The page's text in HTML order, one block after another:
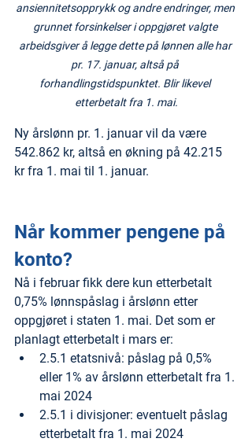
ansiennitetsopprykk og andre endringer, men
grunnet forsinkelser i oppgjøret valgte
arbeidsgiver å legge dette på lønnen alle har
pr. 17. januar, altså på
forhandlingstidspunktet. Blir likevel
etterbetalt fra 1. mai.
Ny årslønn pr. 1. januar vil da være
542.862 kr, altså en økning på 42.215
kr fra 1. mai til 1. januar.
Når kommer pengene på
konto?
Nå i februar fikk dere kun etterbetalt
0,75% lønnspåslag i årslønn etter
oppgjøret i staten 1. mai. Det som er
planlagt etterbetalt i mars er:
2.5.1 etatsnivå: påslag på 0,5%
eller 1% av årslønn etterbetalt fra 1.
mai 2024
2.5.1 i divisjoner: eventuelt påslag
etterbetalt fra 1. mai 2024